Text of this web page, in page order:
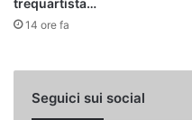
14 ore fa
Seguici sui social